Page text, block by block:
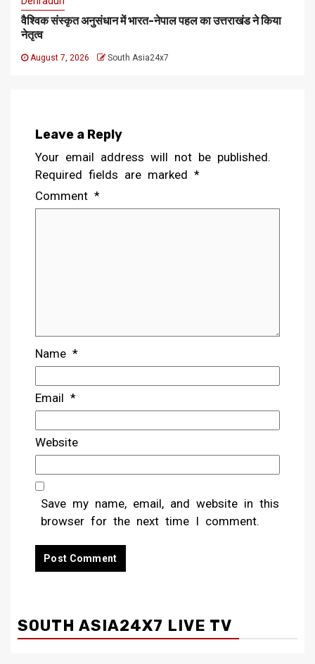
वैश्विक संस्कृत अनुसंधान में भारत-नेपाल पहल का उत्तराखंड ने किया
नेतृत्व
August 7, 2026 South Asia24x7
Leave a Reply
Your email address will not be published.
Required fields are marked *
Comment *
Name *
Email *
Website
Save my name, email, and website in this
browser for the next time I comment.
SOUTH ASIA24X7 LIVE TV